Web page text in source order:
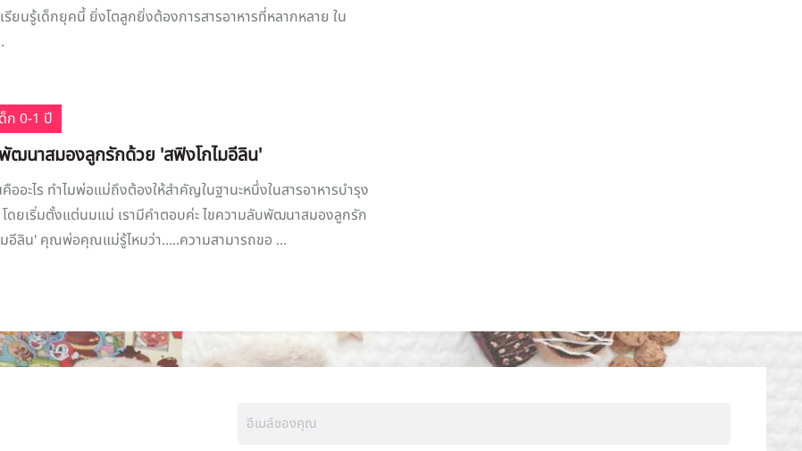
รียนรู้เด็กยุคนี้ ยิ่งโตลูกยิ่งต้องการสารอาหารที่หลากหลาย ใน
ก 0-1 ปี
ฒนาสมองลูกรักด้วย 'สฟิงโกไมอีลิน'
ออะไร ทำไมพ่อแม่ถึงต้องให้สำคัญในฐานะหนึ่งในสารอาหารบำรุง
ดยเริ่มตั้งแต่นมแม่ เรามีคำตอบค่ะ ไขความลับพัฒนาสมองลูกรัก
อีลิน' คุณพ่อคุณแม่รู้ไหมว่า…..ความสามารถขอ ...